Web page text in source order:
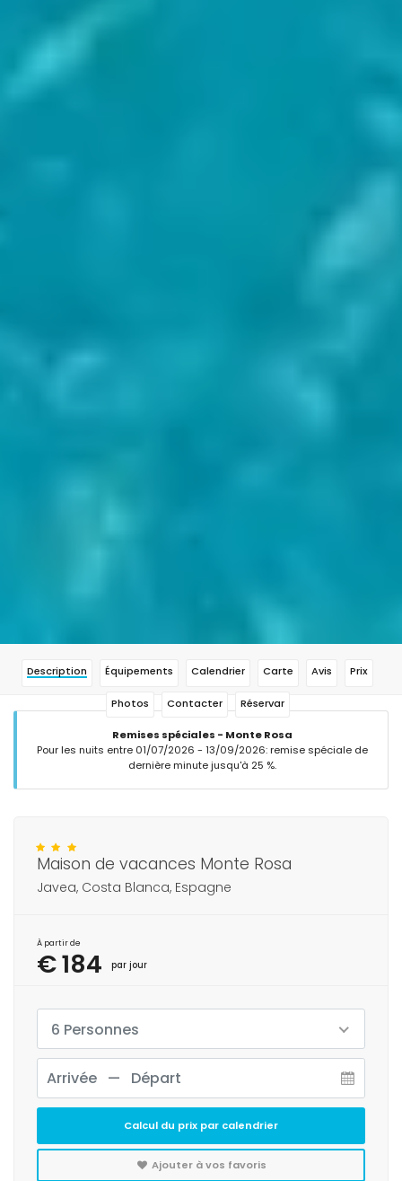
Description Équipements Calendrier Carte Avis Prix
Photos Contacter Réservar
Remises spéciales - Monte Rosa
Pour les nuits entre 01/07/2026 - 13/09/2026: remise spéciale de
dernière minute jusqu'à 25 %.
Maison de vacances Monte Rosa
Javea, Costa Blanca, Espagne
À partir de
€ 184 par jour
6 Personnes
Calcul du prix par calendrier
Ajouter à vos favoris